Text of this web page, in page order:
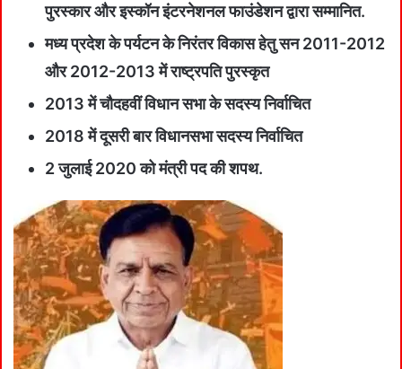
पुरस्कार और इस्कॉन इंटरनेशनल फाउंडेशन द्वारा सम्मानित.
मध्य प्रदेश के पर्यटन के निरंतर विकास हेतु सन 2011-2012
और 2012-2013 में राष्ट्रपति पुरस्कृत
2013 में चौदहवीं विधान सभा के सदस्य निर्वाचित
2018 में दूसरी बार विधानसभा सदस्य निर्वाचित
2 जुलाई 2020 को मंत्री पद की शपथ.